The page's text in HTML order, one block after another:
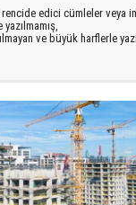
edici cümleler veya
ve büyük harflerle